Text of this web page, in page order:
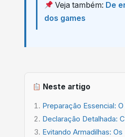
Veja também: De
dos games
Neste artigo
Preparação Essencial:
Declaração Detalhada:
Evitando Armadilhas: